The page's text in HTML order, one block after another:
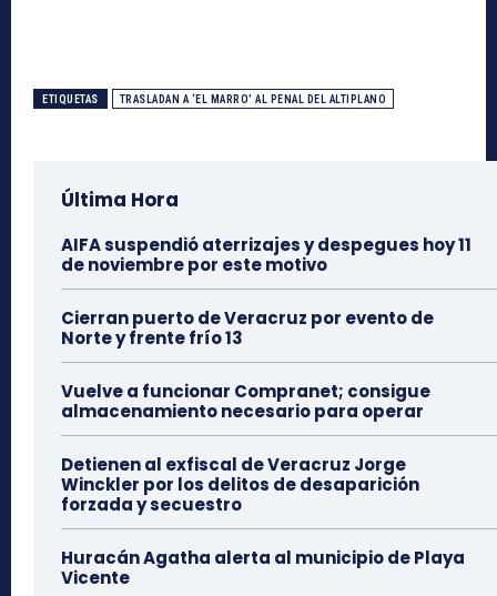
ETIQUETAS TRASLADAN A ‘EL MARRO’ AL PENAL DEL ALTIPLANO
Última Hora
AIFA suspendió aterrizajes y despegues hoy 11
de noviembre por este motivo
Cierran puerto de Veracruz por evento de
Norte y frente frío 13
Vuelve a funcionar Compranet; consigue
almacenamiento necesario para operar
Detienen al exfiscal de Veracruz Jorge
Winckler por los delitos de desaparición
forzada y secuestro
Huracán Agatha alerta al municipio de Playa
Vicente